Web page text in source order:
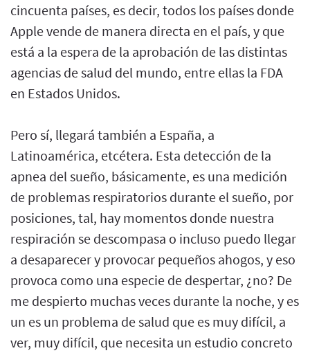
cincuenta países, es decir, todos los países donde
Apple vende de manera directa en el país, y que
está a la espera de la aprobación de las distintas
agencias de salud del mundo, entre ellas la FDA
en Estados Unidos.
Pero sí, llegará también a España, a
Latinoamérica, etcétera. Esta detección de la
apnea del sueño, básicamente, es una medición
de problemas respiratorios durante el sueño, por
posiciones, tal, hay momentos donde nuestra
respiración se descompasa o incluso puedo llegar
a desaparecer y provocar pequeños ahogos, y eso
provoca como una especie de despertar, ¿no? De
me despierto muchas veces durante la noche, y es
un es un problema de salud que es muy difícil, a
ver, muy difícil, que necesita un estudio concreto